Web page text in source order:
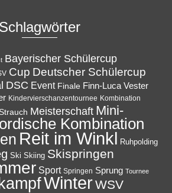
Schlagwörter
Bayerischer Schülercup
Cup Deutscher Schülercup
DSC Event Finale Finn-Luca Vester
Kindervierschanzentournee Kombination
Meisterschaft Mini-
Kombination
Reit im Winkl Ruhpolding
Ski Skiing Skispringen
Sport Springen Sprung Tournee
WinterWSV